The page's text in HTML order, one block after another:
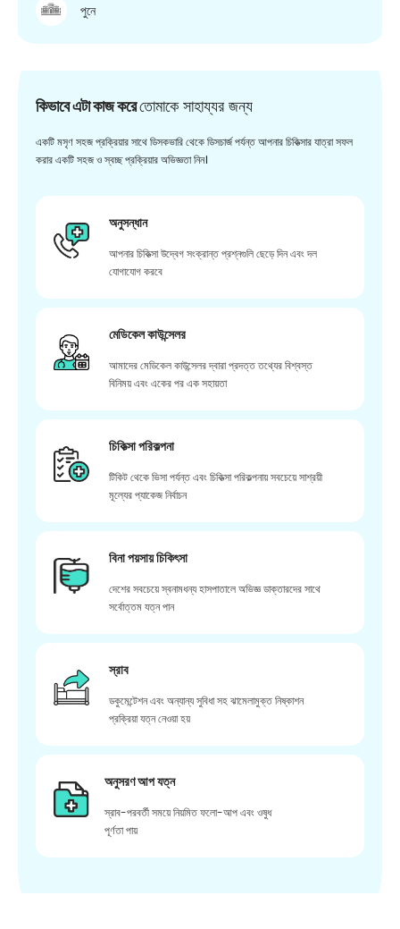
পুনে
কিভাবে এটা কাজ করেতোমাকে সাহায্যর জন্য
একটি মসৃণ সহজ প্রক্রিয়ার সাথে ডিসকভারি থেকে ডিসচার্জ পর্যন্ত আপনার চিকিত্সার যাত্রা সফল
করার একটি সহজ ও স্বচ্ছ প্রক্রিয়ার অভিজ্ঞতা নিন।
অনুসন্ধান
আপনার চিকিত্সা উদ্বেগ সংক্রান্ত প্রশ্নগুলি ছেড়ে দিন এবং দল
যোগাযোগ করবে
মেডিকেল কাউন্সেলর
আমাদের মেডিকেল কাউন্সেলর দ্বারা প্রদত্ত তথ্যের বিশ্বস্ত
বিনিময় এবং একের পর এক সহায়তা
চিকিত্সা পরিকল্পনা
টিকিট থেকে ভিসা পর্যন্ত এবং চিকিত্সা পরিকল্পনায় সবচেয়ে সাশ্রয়ী
মূল্যের প্যাকেজ নির্বাচন
বিনা পয়সায় চিকিৎসা
দেশের সবচেয়ে স্বনামধন্য হাসপাতালে অভিজ্ঞ ডাক্তারদের সাথে
সর্বোত্তম যত্ন পান
স্রাব
ডকুমেন্টেশন এবং অন্যান্য সুবিধা সহ ঝামেলামুক্ত নিষ্কাশন
প্রক্রিয়া যত্ন নেওয়া হয়
অনুসরণ আপ যত্ন
স্রাব-পরবর্তী সময়ে নিয়মিত ফলো-আপ এবং ওষুধ
পূর্ণতা পায়